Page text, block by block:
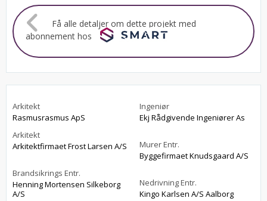
Få alle detaljer om dette projekt med
abonnement hos
Arkitekt
Rasmusrasmus ApS
Arkitekt
Arkitektfirmaet Frost Larsen A/S
Brandsikrings Entr.
Henning Mortensen Silkeborg
A/S
Ingeniør
Ekj Rådgivende Ingeniører As
Murer Entr.
Byggefirmaet Knudsgaard A/S
Nedrivning Entr.
Kingo Karlsen A/S Aalborg